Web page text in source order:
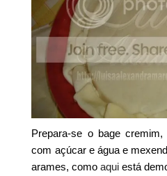
Prepara-se o bage
com açúcar e água e
arames, comoaqui está